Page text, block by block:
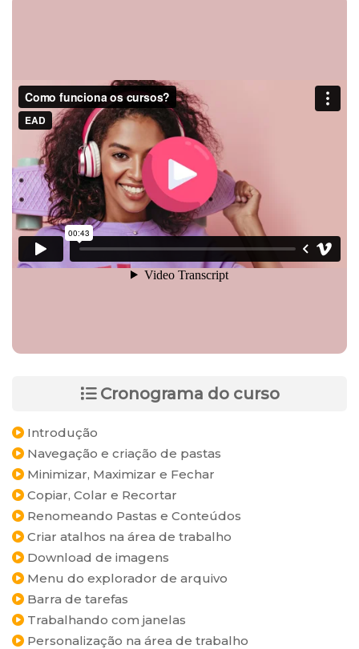
Cronograma do curso
Introdução
Navegação e criação de pastas
Minimizar, Maximizar e Fechar
Copiar, Colar e Recortar
Renomeando Pastas e Conteúdos
Criar atalhos na área de trabalho
Download de imagens
Menu do explorador de arquivo
Barra de tarefas
Trabalhando com janelas
Personalização na área de trabalho